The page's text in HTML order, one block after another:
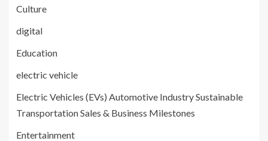
Culture
digital
Education
electric vehicle
Electric Vehicles (EVs) Automotive Industry Sustainable
Transportation Sales & Business Milestones
Entertainment